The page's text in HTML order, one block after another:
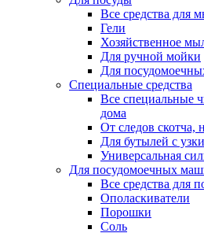
Все средства для
Гели
Хозяйственное
Для ручной мойки
Для
Специальные средства
Все специальные
дома
От следов скотча,
Для бутылей с
Универсальная
Для посудомоечных
Все средства для
Ополаскиватели
Порошки
Соль